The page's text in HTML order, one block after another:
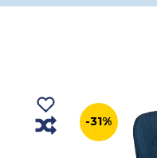
-31%